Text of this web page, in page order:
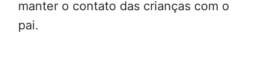
manter o contato das crianças com o
pai.